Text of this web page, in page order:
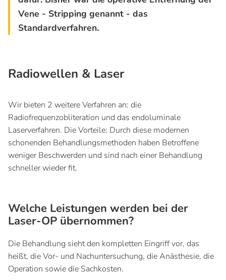
Vene - Stripping genannt - das
Standardverfahren.
Radiowellen & Laser
Wir bieten 2 weitere Verfahren an: die
Radiofrequenzobliteration und das endoluminale
Laserverfahren. Die Vorteile: Durch diese modernen
schonenden Behandlungsmethoden haben Betroffene
weniger Beschwerden und sind nach einer Behandlung
schneller wieder fit.
Welche Leistungen werden bei der
Laser-OP übernommen?
Die Behandlung sieht den kompletten Eingriff vor, das
heißt, die Vor- und Nachuntersuchung, die Anästhesie, die
Operation sowie die Sachkosten.